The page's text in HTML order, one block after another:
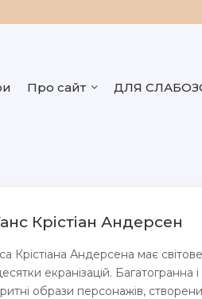
Про сайт ДЛЯ
Крістіан Андерсен
Крістіана Андерсена має
екранізацій. Багатогранна
образи персонажів,